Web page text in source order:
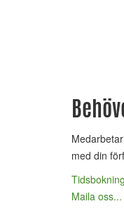
med din
Maila oss...